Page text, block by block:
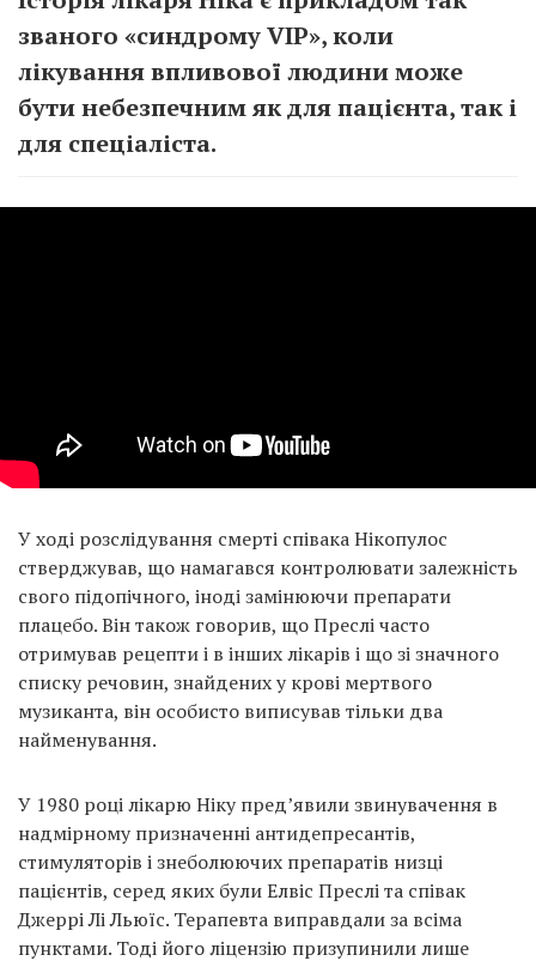
званого «синдрому VIP», коли
лікування впливової людини може
бути небезпечним як для пацієнта, так і
для спеціаліста.
У ході розслідування смерті співака Нікопулос
стверджував, що намагався контролювати залежність
свого підопічного, іноді замінюючи препарати
плацебо. Він також говорив, що Преслі часто
отримував рецепти і в інших лікарів і що зі значного
списку речовин, знайдених у крові мертвого
музиканта, він особисто виписував тільки два
найменування.
У 1980 році лікарю Ніку пред’явили звинувачення в
надмірному призначенні антидепресантів,
стимуляторів і знеболюючих препаратів низці
пацієнтів, серед яких були Елвіс Преслі та співак
Джеррі Лі Льюїс. Терапевта виправдали за всіма
пунктами. Тоді його ліцензію призупинили лише